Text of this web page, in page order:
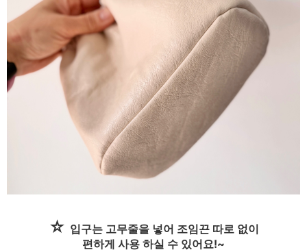
☆ 입구는 고무줄을 넣어 조임끈 따로 없이
편하게 사용 하실 수 있어요!~